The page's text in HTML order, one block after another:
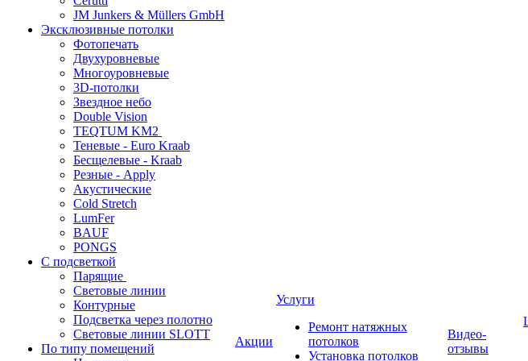
JM Junkers & Müllers GmbH
Эксклюзивные потолки
Фотопечать
Двухуровневые
Многоуровневые
3D-потолки
Звездное небо
Double Vision
TEQTUM KM2
Теневые - Euro Kraab
Бесщелевые - Kraab
Резные - Apply
Акустические
Cold Stretch
LumFer
BAUF
PONGS
С подсветкой
Парящие
Световые линии
Контурные
Подсветка через полотно
Световые линии SLOTT
По типу помещений
Акции
Услуги
Ремонт натяжных
потолков
Установка потолков
Видео-
отзывы